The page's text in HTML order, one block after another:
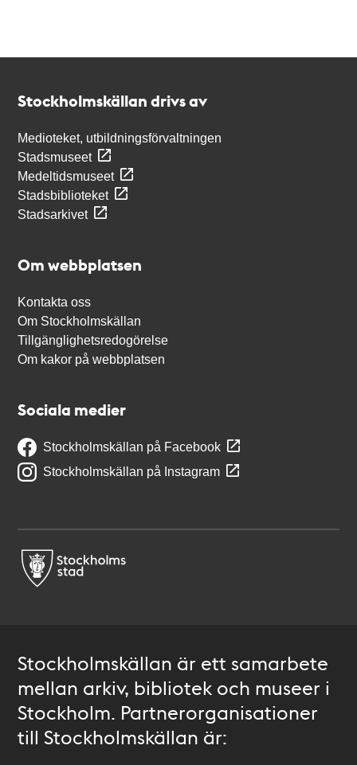
Stockholmskällan drivs av
Medioteket, utbildningsförvaltningen
Stadsmuseet
Medeltidsmuseet
Stadsbiblioteket
Stadsarkivet
Om webbplatsen
Kontakta oss
Om Stockholmskällan
Tillgänglighetsredogörelse
Om kakor på webbplatsen
Sociala medier
Stockholmskällan på Facebook
Stockholmskällan på Instagram
Stockholmskällan är ett samarbete
mellan arkiv, bibliotek och museer i
Stockholm. Partnerorganisationer
till Stockholmskällan är: